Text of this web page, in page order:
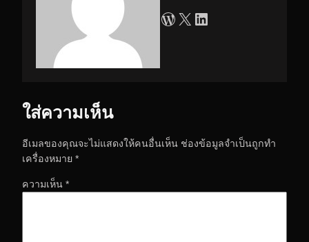
WordPress X LinkedIn
ใส่ความเห็น
อีเมลของคุณจะไม่แสดงให้คนอื่นเห็น ช่องข้อมูลจำเป็นถูกทำ
เครื่องหมาย *
ความเห็น *